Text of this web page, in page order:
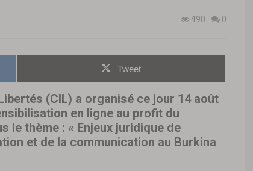
490 0
Tweet
(CIL) a organisé ce jour 14 août
en ligne au profit du
le thème : « Enjeux juridique de
et de la communication au Burkina